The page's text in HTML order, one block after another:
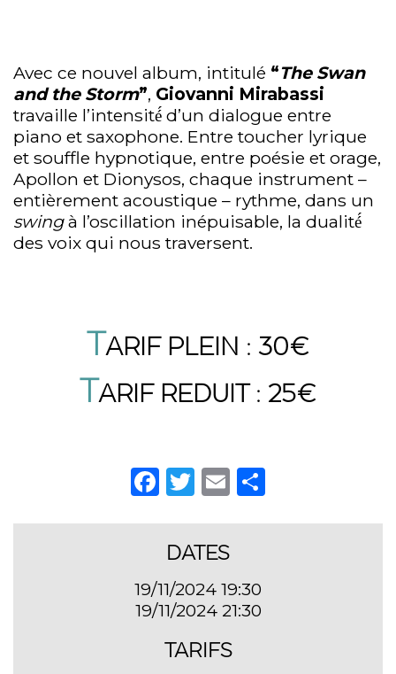
Avec ce nouvel album, intitulé “The Swan
and the Storm”, Giovanni Mirabassi
travaille l’intensité́ d’un dialogue entre
piano et saxophone. Entre toucher lyrique
et souffle hypnotique, entre poésie et orage,
Apollon et Dionysos, chaque instrument –
entièrement acoustique – rythme, dans un
swingà l’oscillation inépuisable, la dualité́
des voix qui nous traversent.
TARIF PLEIN : 30€
TARIF REDUIT : 25€
Facebook
Twitter
Email
DATES
19/11/2024 19:30
19/11/2024 21:30
TARIFS